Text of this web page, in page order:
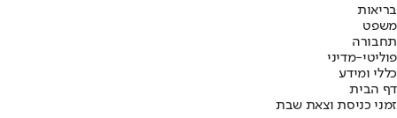
בריאות
משפט
תחבורה
פוליטי-מדיני
כללי ומידע
דף הבית
זמני כניסת וצאת שבת